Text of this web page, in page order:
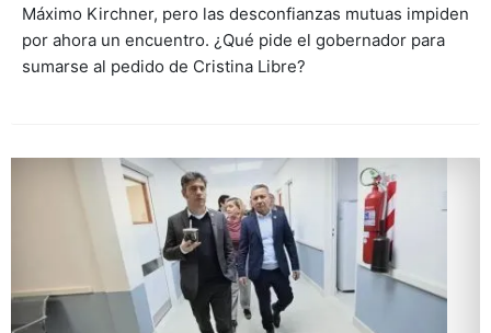
Máximo Kirchner, pero las desconfianzas mutuas impiden
por ahora un encuentro. ¿Qué pide el gobernador para
sumarse al pedido de Cristina Libre?